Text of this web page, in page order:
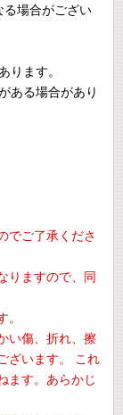
る場合がござい
ります。
ある場合があり
でご了承くださ
りますので、同
い傷、折れ、擦
ざいます。 これ
ます。あらかじ